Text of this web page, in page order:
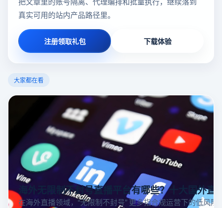
真实可用的站内产品路径里。
注册领取礼包 下载体验
大家都在看
海外无限制不封号直播平台有哪些？十大国外直
在海外直播领域，“无限制不封号” 更多指合规运营下的低风